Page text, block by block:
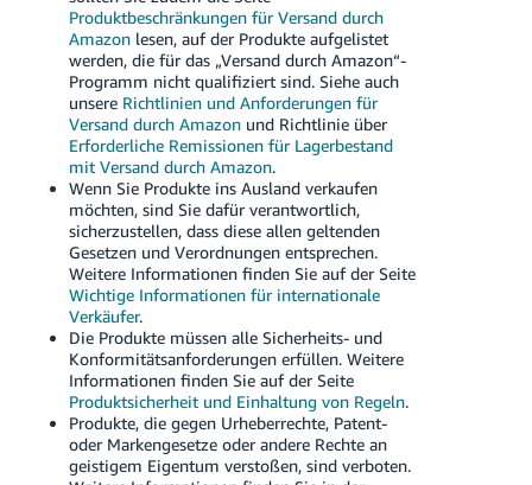
Produktbeschränkungen für Versand durch
Amazonlesen, auf der Produkte aufgelistet
werden, die für das „Versand durch Amazon“-
Programm nicht qualifiziert sind. Siehe auch
unsere Richtlinien und Anforderungen für
Versand durch Amazonund Richtlinie über
Erforderliche Remissionen für Lagerbestand
mit Versand durch Amazon.
Wenn Sie Produkte ins Ausland verkaufen
möchten, sind Sie dafür verantwortlich,
sicherzustellen, dass diese allen geltenden
Gesetzen und Verordnungen entsprechen.
Weitere Informationen finden Sie auf der Seite
Wichtige Informationen für internationale
Verkäufer.
Die Produkte müssen alle Sicherheits- und
Konformitätsanforderungen erfüllen. Weitere
Informationen finden Sie auf der Seite
Produktsicherheit und Einhaltung von Regeln.
Produkte, die gegen Urheberrechte, Patent-
oder Markengesetze oder andere Rechte an
geistigem Eigentum verstoßen, sind verboten.